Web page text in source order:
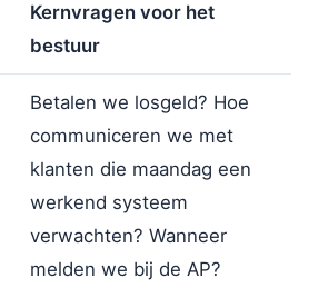
Kernvragen voor het
bestuur
Betalen we losgeld? Hoe
communiceren we met
klanten die maandag een
werkend systeem
verwachten? Wanneer
melden we bij de AP?